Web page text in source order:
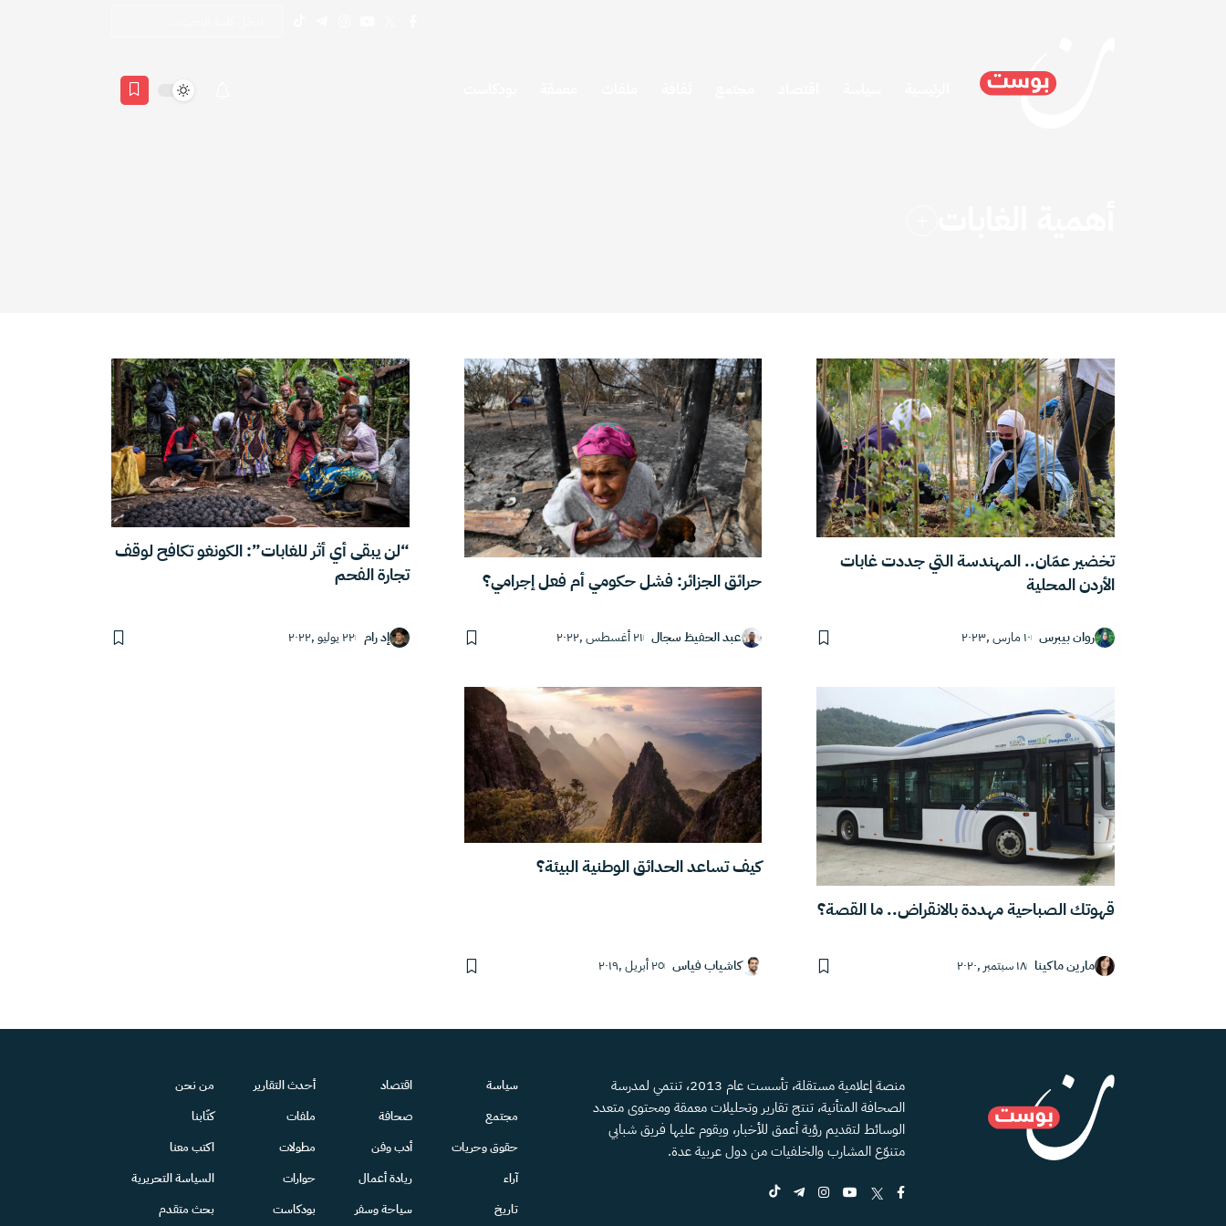
تخضير عمّان.. المهندسة التي جددت غابات
الأردن المحلية
روان بيبرس ١٠ مارس ,٢٠٢٣
حرائق الجزائر: فشل حكومي أم فعل إجرامي؟
عبد الحفيظ سجال ٢١ أغسطس ,٢٠٢٢
“لن يبقى أي أثر للغابات”: الكونغو تكافح لوقف
تجارة الفحم
إد رام ٢٢ يوليو ,٢٠٢٢
قهوتك الصباحية مهددة بالانقراض.. ما القصة؟
مارين ماكينا ١٨ سبتمبر ,٢٠٢٠
كيف تساعد الحدائق الوطنية البيئة؟
كاشياب فياس ٢٥ أبريل ,٢٠١٩
منصة إعلامية مستقلة، تأسست عام 2013، تنتمي لمدرسة
الصحافة المتأنية، تنتج تقارير وتحليلات معمقة ومحتوى متعدد
الوسائط لتقديم رؤية أعمق للأخبار، ويقوم عليها فريق شبابي
متنوّع المشارب والخلفيات من دول عربية عدة.
سياسة
مجتمع
حقوق وحريات
آراء
تاريخ
اقتصاد
صحافة
أدب وفن
ريادة أعمال
سياحة وسفر
أحدث التقارير
ملفات
مطولات
حوارات
بودكاست
من نحن
كتّابنا
اكتب معنا
السياسة التحريرية
بحث متقدم